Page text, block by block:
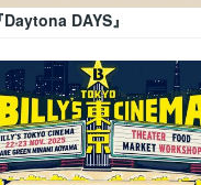
DAYS』